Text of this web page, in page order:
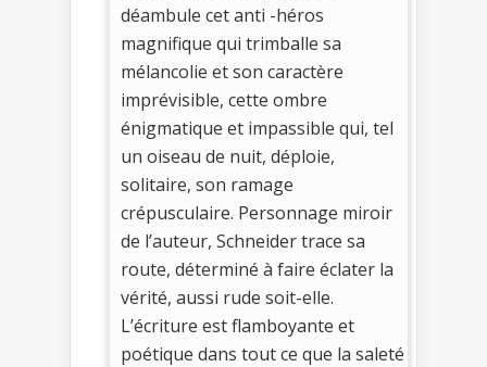
déambule cet anti -héros
magnifique qui trimballe sa
mélancolie et son caractère
imprévisible, cette ombre
énigmatique et impassible qui, tel
un oiseau de nuit, déploie,
solitaire, son ramage
crépusculaire. Personnage miroir
de l’auteur, Schneider trace sa
route, déterminé à faire éclater la
vérité, aussi rude soit-elle.
L’écriture est flamboyante et
poétique dans tout ce que la saleté